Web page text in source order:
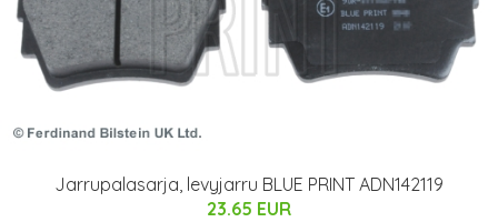
Jarrupalasarja, levyjarru BLUE PRINT ADN142119
23.65 EUR